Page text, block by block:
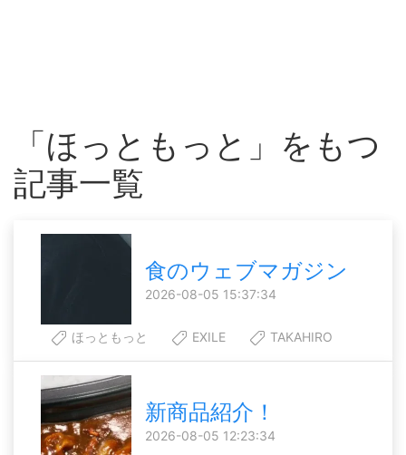
「ほっともっと」をもつ
記事一覧
食のウェブマガジン
2026-08-05 15:37:34
ほっともっと EXILE TAKAHIRO
新商品紹介！
2026-08-05 12:23:34